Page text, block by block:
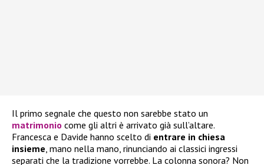
Il primo segnale che questo non sarebbe stato un
matrimonio come gli altri è arrivato già sull’altare.
Francesca e Davide hanno scelto di entrare in chiesa
insieme , mano nella mano, rinunciando ai classici ingressi
separati che la tradizione vorrebbe. La colonna sonora? Non